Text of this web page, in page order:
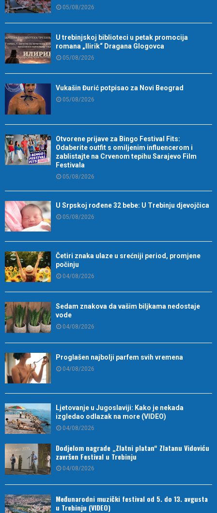
05/08/2026
U trebinjskoj biblioteci u petak promocija
romana „Ilirik“ Dragana Glogovca
05/08/2026
Vukašin Đurić potpisao za Novi Beograd
05/08/2026
Otvorene prijave za Bingo Festival Fits:
Odaberite outfit s omiljenim influencerom i
zablistajte na Crvenom tepihu Sarajevo Film
Festivala
05/08/2026
U Srpskoj rođene 32 bebe: U Trebinju djevojčica
05/08/2026
Četiri znaka ulaze u srećniji period, promjene
počinju
04/08/2026
Sedam znakova da vašim biljkama nedostaje
vode
04/08/2026
Proglašen najbolji parfem svih vremena
04/08/2026
Ljetovanje u Jugoslaviji: Kako je nekada
izgledao odlazak na more (VIDEO)
04/08/2026
Dodjelom nagrade „Zlatni platan“ Zlatanu Vidoviću
završen Festival u Trebinju
04/08/2026
Međunarodni muzički festival od 5. do 13. avgusta
u Trebinju (VIDEO)